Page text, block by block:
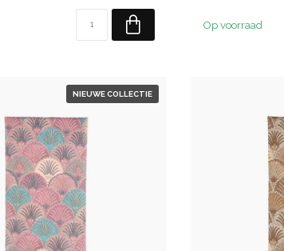
Op voorraad
NIEUWE COLLECTIE